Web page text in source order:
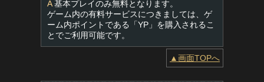
A基本プレイのみ無料となります。
ゲーム内の有料サービスにつきましては、ゲ
ーム内ポイントである「YP」を購入されるこ
とでご利用可能です。
▲画面TOPへ